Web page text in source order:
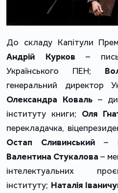
До складу Капітули
Андрій Курков –
Українського ПЕН;
генеральний директор
Олександра Коваль –
інституту книги; Оля
перекладачка,
Остап Сливинський–
Валентина Стукалова –
інтелектуальних
інституту; Наталія